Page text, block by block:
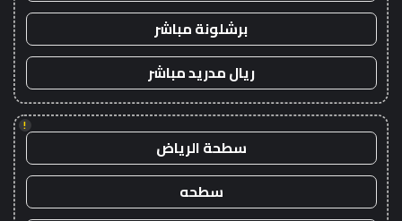
برشلونة مباشر
ريال مدريد مباشر
!
سطحة الرياض
سطحه